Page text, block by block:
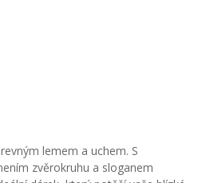
lemem a uchem. S
zvěrokruhu a sloganem